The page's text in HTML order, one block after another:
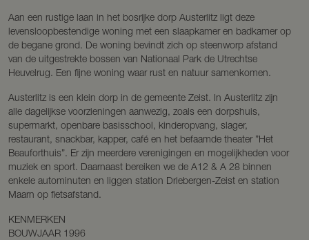
Aan een rustige laan in het bosrijke dorp Austerlitz ligt deze
levensloopbestendige woning met een slaapkamer en badkamer op
de begane grond. De woning bevindt zich op steenworp afstand
van de uitgestrekte bossen van Nationaal Park de Utrechtse
Heuvelrug. Een fijne woning waar rust en natuur samenkomen.
Austerlitz is een klein dorp in de gemeente Zeist. In Austerlitz zijn
alle dagelijkse voorzieningen aanwezig, zoals een dorpshuis,
supermarkt, openbare basisschool, kinderopvang, slager,
restaurant, snackbar, kapper, café en het befaamde theater ”Het
Beauforthuis”. Er zijn meerdere verenigingen en mogelijkheden voor
muziek en sport. Daarnaast bereiken we de A12 & A 28 binnen
enkele autominuten en liggen station Driebergen-Zeist en station
Maarn op fietsafstand.
KENMERKEN
BOUWJAAR 1996